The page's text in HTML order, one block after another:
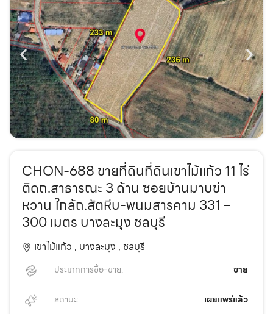
CHON-688 ขายที่ดินที่ดินเขาไม้แก้ว 11 ไร่
ติดถ.สาธารณะ 3 ด้าน ซอยบ้านมาบข่า
หวาน ใกล้ถ.สัตหีบ-พนมสารคาม 331 –
300 เมตร บางละมุง ชลบุรี
เขาไม้แก้ว , บางละมุง , ชลบุรี
ประเภทการซื้อ-ขาย: ขาย
สถานะ: เผยแพร่แล้ว